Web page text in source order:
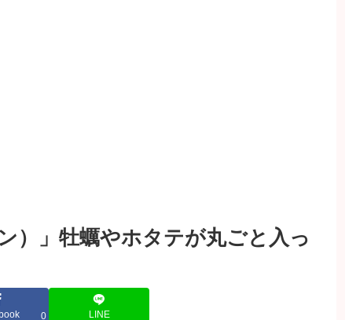
）」牡蠣やホタテが丸ごと入っ
0 LINE